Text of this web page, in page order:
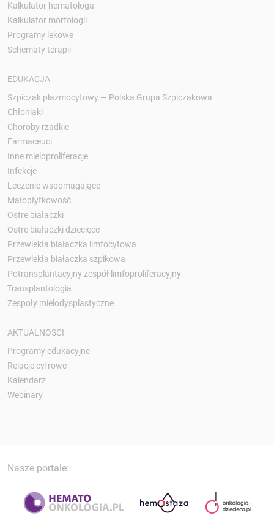
Kalkulator hematologa
Kalkulator morfologii
Programy lekowe
Schematy terapii
EDUKACJA
Szpiczak plazmocytowy — Polska Grupa Szpiczakowa
Chłoniaki
Choroby rzadkie
Farmaceuci
Inne mieloproliferacje
Infekcje
Leczenie wspomagające
Małopłytkowość
Ostre białaczki
Ostre białaczki dziecięce
Przewlekła białaczka limfocytowa
Przewlekła białaczka szpikowa
Potransplantacyjny zespół limfoproliferacyjny
Transplantologia
Zespoły mielodysplastyczne
AKTUALNOŚCI
Programy edukacyjne
Relacje cyfrowe
Kalendarz
Webinary
Nasze portale: